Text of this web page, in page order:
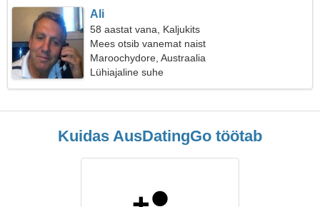
Ali
58 aastat vana, Kaljukits
Mees otsib vanemat naist
Maroochydore, Austraalia
Lühiajaline suhe
Kuidas AusDatingGo töötab